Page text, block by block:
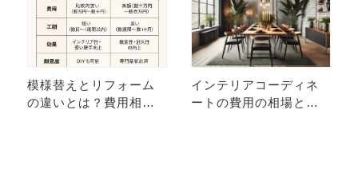
模様替えとリフォーム
の違いとは？費用相場
インテリアコーディネ
ートの費用の相場とプ